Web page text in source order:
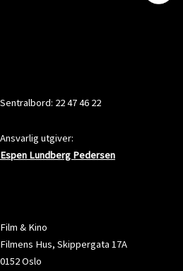
Sentralbord: 22 47 46 22
Ansvarlig utgiver:
Espen Lundberg Pedersen
Film & Kino
Filmens Hus, Skippergata 17A
0152 Oslo